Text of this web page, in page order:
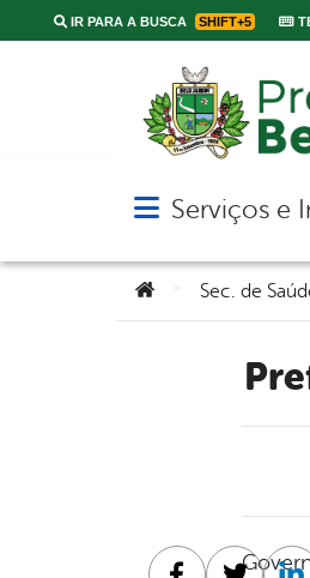
IR PARA A BUSCA SHIFT+5
Abrir menu
Serviços e
Você está aqui:
Sec. de